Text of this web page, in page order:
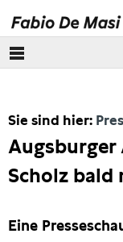
Europäisches
Themen
Sie sind hier:
Augsburger
Scholz bald
Eine